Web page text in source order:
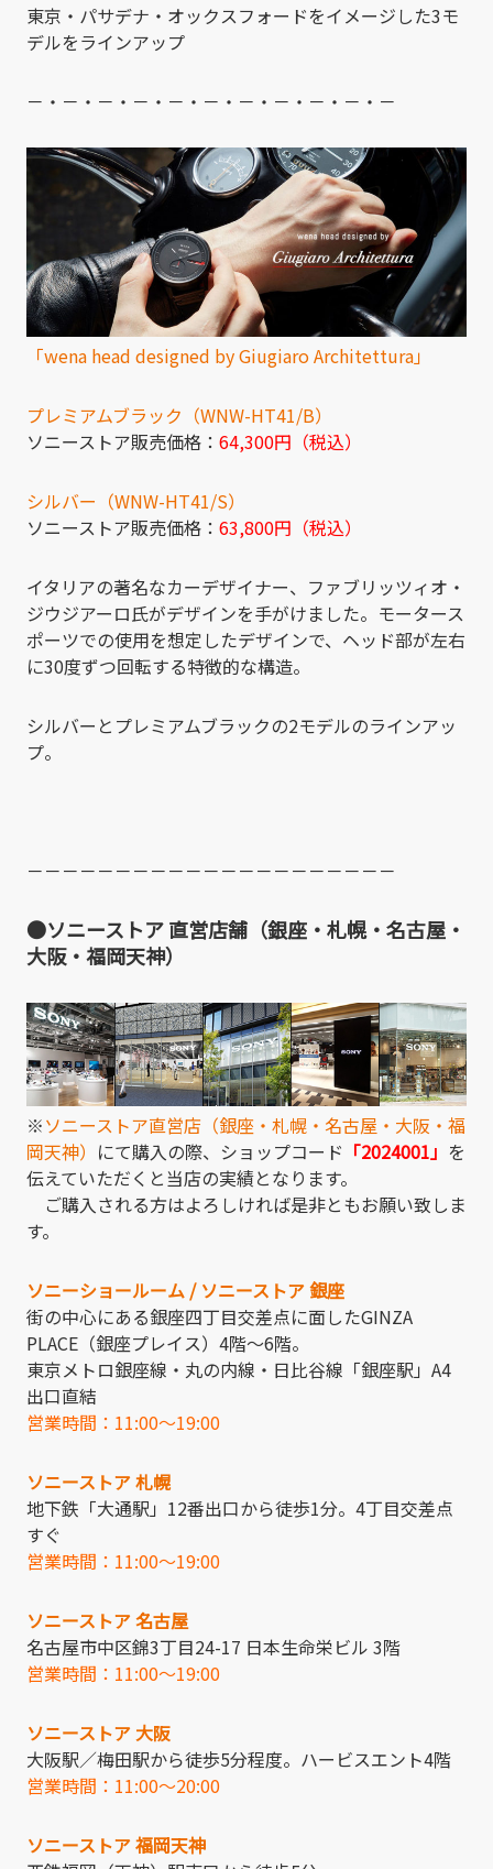
東京・パサデナ・オックスフォードをイメージした3モ
デルをラインアップ
－・－・－・－・－・－・－・－・－・－・－
「wena head designed by Giugiaro Architettura」
プレミアムブラック（WNW-HT41/B）
ソニーストア販売価格： 64,300円（税込）
シルバー（WNW-HT41/S）
ソニーストア販売価格： 63,800円（税込）
イタリアの著名なカーデザイナー、ファブリッツィオ・
ジウジアーロ氏がデザインを手がけました。モータース
ポーツでの使用を想定したデザインで、ヘッド部が左右
に30度ずつ回転する特徴的な構造。
シルバーとプレミアムブラックの2モデルのラインアッ
プ。
－－－－－－－－－－－－－－－－－－－－－
●ソニーストア 直営店舗（銀座・札幌・名古屋・
大阪・福岡天神）
※ソニーストア直営店（銀座・札幌・名古屋・大阪・福
岡天神） にて購入の際、ショップコード 「2024001」 を
伝えていただくと当店の実績となります。
ご購入される方はよろしければ是非ともお願い致しま
す。
ソニーショールーム / ソニーストア 銀座
街の中心にある銀座四丁目交差点に面したGINZA
PLACE（銀座プレイス）4階～6階。
東京メトロ銀座線・丸の内線・日比谷線「銀座駅」A4
出口直結
営業時間：11:00～19:00
ソニーストア 札幌
地下鉄「大通駅」12番出口から徒歩1分。4丁目交差点
すぐ
営業時間：11:00～19:00
ソニーストア 名古屋
名古屋市中区錦3丁目24-17 日本生命栄ビル 3階
営業時間：11:00～19:00
ソニーストア 大阪
大阪駅／梅田駅から徒歩5分程度。ハービスエント4階
営業時間：11:00～20:00
ソニーストア 福岡天神